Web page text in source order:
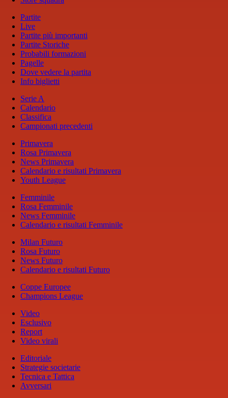
Partite
Live
Partite più importanti
Partite Storiche
Probabili formazioni
Pagelle
Dove vedere la partita
Info biglietti
Serie A
Calendario
Classifica
Campionati precedenti
Primavera
Rosa Primavera
News Primavera
Calendario e risultati Primavera
Youth League
Femminile
Rosa Femminile
News Femminile
Calendario e risultati Femminile
Milan Futuro
Rosa Futuro
News Futuro
Calendario e risultati Futuro
Coppe Europee
Champions League
Video
Esclusivo
Report
Video virali
Editoriale
Strategie societarie
Tecnica e Tattica
Avversari